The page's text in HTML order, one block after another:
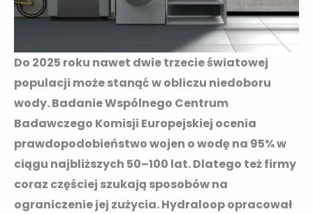
Do 2025 roku nawet dwie trzecie światowej
populacji może stanąć w obliczu niedoboru
wody. Badanie Wspólnego Centrum
Badawczego Komisji Europejskiej ocenia
prawdopodobieństwo wojen o wodę na 95% w
ciągu najbliższych 50–100 lat. Dlatego też firmy
coraz częściej szukają sposobów na
ograniczenie jej zużycia. Hydraloop opracował